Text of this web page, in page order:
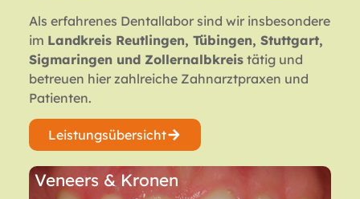
Als erfahrenes Dentallabor sind wir insbesondere
im Landkreis Reutlingen, Tübingen, Stuttgart,
Sigmaringen und Zollernalbkreistätig und
betreuen hier zahlreiche Zahnarztpraxen und
Patienten.
Leistungsübersicht
Veneers & Kronen